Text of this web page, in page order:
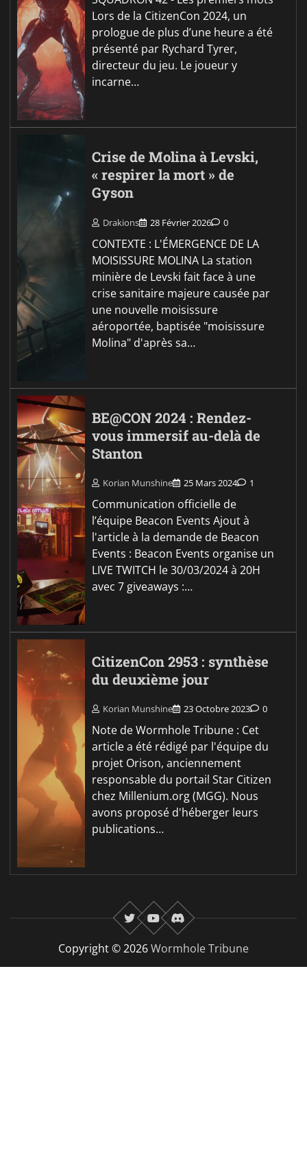
Lors de la CitizenCon 2024, un
prologue de plus d’une heure a été
présenté par Rychard Tyrer,
directeur du jeu. Le joueur y
incarne…
Crise de Molina à Levski,
« respirer la mort » de
Gyson
Drakions 28 Février 2026 0
CONTEXTE : L'ÉMERGENCE DE LA
MOISISSURE MOLINA La station
minière de Levski fait face à une
crise sanitaire majeure causée par
une nouvelle moisissure
aéroportée, baptisée "moisissure
Molina" d'après sa…
BE@CON 2024 : Rendez-
vous immersif au-delà de
Stanton
Korian Munshine 25 Mars 2024 1
Communication officielle de
l’équipe Beacon Events Ajout à
l'article à la demande de Beacon
Events : Beacon Events organise un
LIVE TWITCH le 30/03/2024 à 20H
avec 7 giveaways :…
CitizenCon 2953 : synthèse
du deuxième jour
Korian Munshine 23 Octobre 2023 0
Note de Wormhole Tribune : Cet
article a été rédigé par l'équipe du
projet Orison, anciennement
responsable du portail Star Citizen
chez Millenium.org (MGG). Nous
avons proposé d'héberger leurs
publications…
twitteryoutubeDiscord
Copyright © 2026Wormhole Tribune